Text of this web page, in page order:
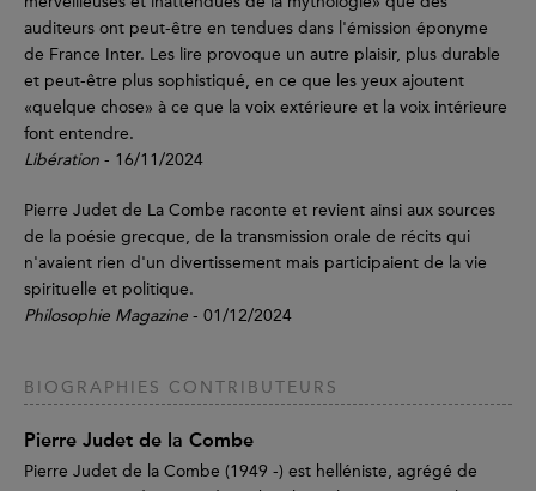
auditeurs ont peut-être en tendues dans l'émission éponyme
de France Inter. Les lire provoque un autre plaisir, plus durable
et peut-être plus sophistiqué, en ce que les yeux ajoutent
«quelque chose» à ce que la voix extérieure et la voix intérieure
font entendre.
Libération - 16/11/2024
Pierre Judet de La Combe raconte et revient ainsi aux sources
de la poésie grecque, de la transmission orale de récits qui
n'avaient rien d'un divertissement mais participaient de la vie
spirituelle et politique.
Philosophie Magazine - 01/12/2024
BIOGRAPHIES CONTRIBUTEURS
Pierre Judet de la Combe
Pierre Judet de la Combe (1949 -) est helléniste, agrégé de